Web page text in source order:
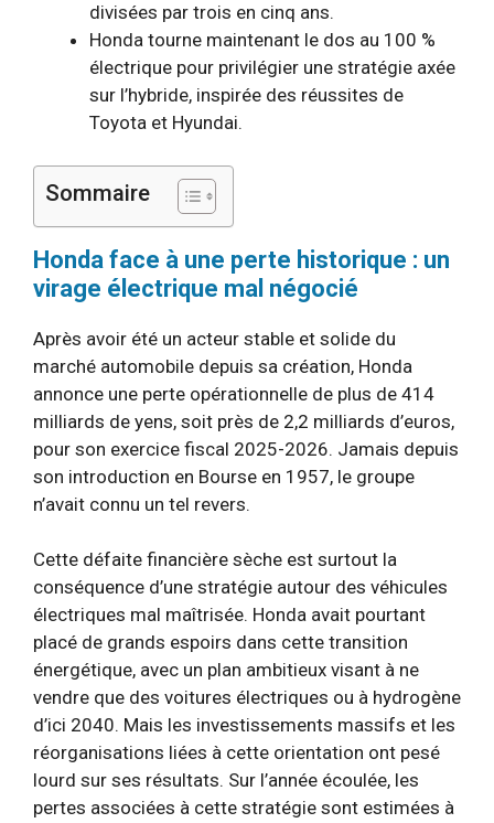
divisées par trois en cinq ans.
Honda tourne maintenant le dos au 100 %
électrique pour privilégier une stratégie axée
sur l’hybride, inspirée des réussites de
Toyota et Hyundai.
Sommaire
Honda face à une perte historique : un
virage électrique mal négocié
Après avoir été un acteur stable et solide du
marché automobile depuis sa création, Honda
annonce une perte opérationnelle de plus de 414
milliards de yens, soit près de 2,2 milliards d’euros,
pour son exercice fiscal 2025-2026. Jamais depuis
son introduction en Bourse en 1957, le groupe
n’avait connu un tel revers.
Cette défaite financière sèche est surtout la
conséquence d’une stratégie autour des véhicules
électriques mal maîtrisée. Honda avait pourtant
placé de grands espoirs dans cette transition
énergétique, avec un plan ambitieux visant à ne
vendre que des voitures électriques ou à hydrogène
d’ici 2040. Mais les investissements massifs et les
réorganisations liées à cette orientation ont pesé
lourd sur ses résultats. Sur l’année écoulée, les
pertes associées à cette stratégie sont estimées à